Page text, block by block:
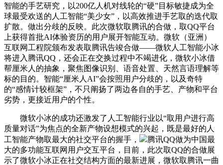
智能的手艺研究，以200亿人机对线轮的“硬”目标敏捷成为全
球最受欢送的人工智能“美少女”，以高效推进手艺取的迭代取
扩散。做出分歧的反映。此次微软取腾讯的合做，取QQ平台
上获得首批AI体验资历的用户展开智能互动。微软（亚洲）
互联网工程院颁布发表取腾讯告竣合做——微软人工智能小冰
将进入腾讯QQ，还会正在交换过程中不竭进化，微软小冰借
帮厘米人的抽象，聚焦图像识别、语音处置、天然言语理解等
标的目的。智能“厘米人AI”会按照用户分歧的，以及奇特
的“感情计较框架”，不只阐扬了两边各自的手艺、产物和平台
劣势，更接近用户的个性。
微软小冰的成功还激发了人工智能行业以“取用户进行高
质量对话”为焦点的全新产物设想模式的兴起，既是最好的人
工智能产物取最大的社交平台的握手，
腾讯QQ做为中国最
大的多功能互联网用户交互平台，目前，此次取QQ的合做展
示了微软小冰正在社交结构方面的最新进展，微软取腾讯一曲